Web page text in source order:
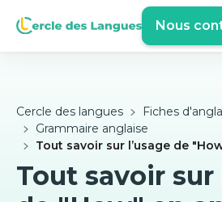
Nous
Cercle des langues
Fiches
Grammaire anglaise
Tout savoir sur l’usage de
Tout savoir sur